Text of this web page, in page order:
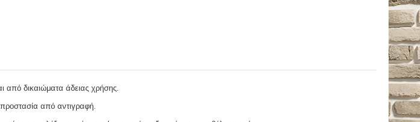
από δικαιώματα άδειας χρήσης.
από αντιγραφή.